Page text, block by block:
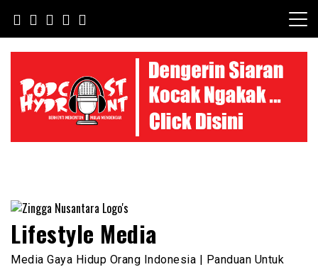
content
Lifestyle Media
Media Gaya Hidup Orang Indonesia | Panduan Untuk